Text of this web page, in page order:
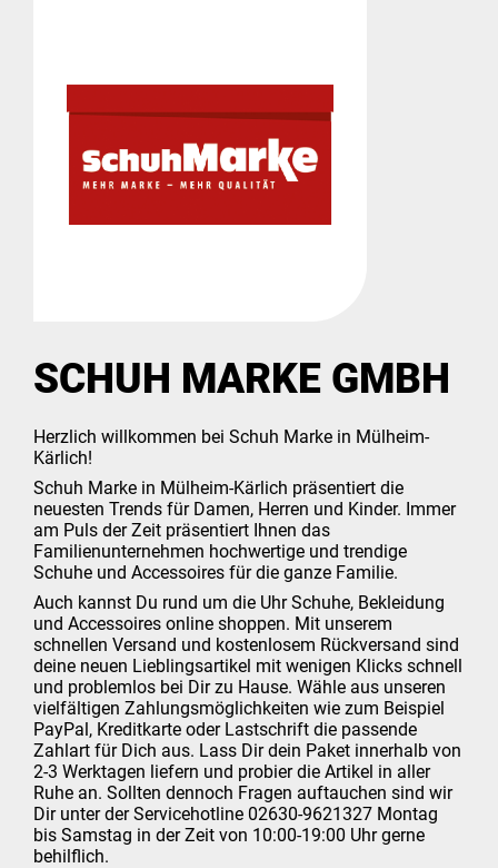
SCHUH MARKE GMBH
Herzlich willkommen bei Schuh Marke in Mülheim-
Kärlich!
Schuh Marke in Mülheim-Kärlich präsentiert die
neuesten Trends für Damen, Herren und Kinder. Immer
am Puls der Zeit präsentiert Ihnen das
Familienunternehmen hochwertige und trendige
Schuhe und Accessoires für die ganze Familie.
Auch kannst Du rund um die Uhr Schuhe, Bekleidung
und Accessoires online shoppen. Mit unserem
schnellen Versand und kostenlosem Rückversand sind
deine neuen Lieblingsartikel mit wenigen Klicks schnell
und problemlos bei Dir zu Hause. Wähle aus unseren
vielfältigen Zahlungsmöglichkeiten wie zum Beispiel
PayPal, Kreditkarte oder Lastschrift die passende
Zahlart für Dich aus. Lass Dir dein Paket innerhalb von
2-3 Werktagen liefern und probier die Artikel in aller
Ruhe an. Sollten dennoch Fragen auftauchen sind wir
Dir unter der Servicehotline 02630-9621327 Montag
bis Samstag in der Zeit von 10:00-19:00 Uhr gerne
behilflich.